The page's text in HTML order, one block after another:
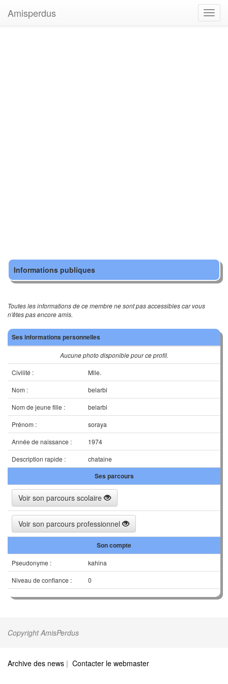
Amisperdus
Informations publiques
Toutes les informations de ce membre ne sont pas accessibles car vous
n'êtes pas encore amis.
Ses informations personnelles
Aucune photo disponible pour ce profil.
Civilité :
Mlle.
Nom :
belarbi
Nom de jeune fille :
belarbi
Prénom :
soraya
Année de naissance :
1974
Description rapide :
chataine
Ses parcours
Voir son parcours scolaire
Voir son parcours professionnel
Son compte
Pseudonyme :
kahina
Niveau de confiance :
0
Copyright AmisPerdus
Archive des news | Contacter le webmaster